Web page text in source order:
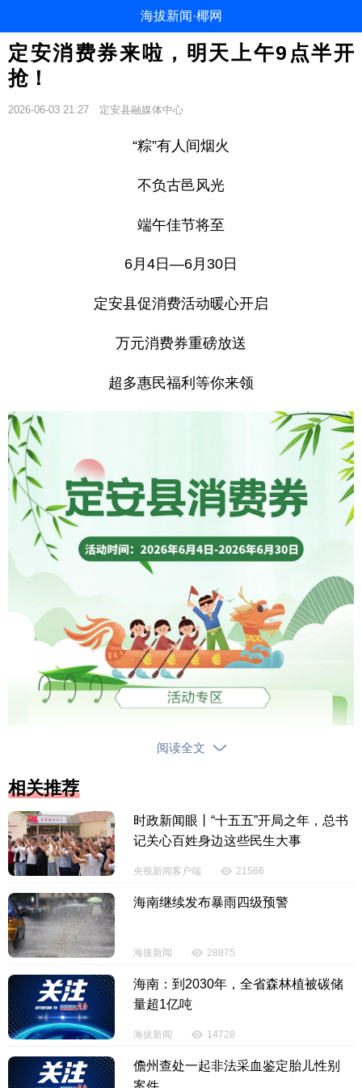
海拔新闻·椰网
定安消费券来啦，明天上午9点半开
抢！
2026-06-03 21:27 定安县融媒体中心
“粽”有人间烟火
不负古邑风光
端午佳节将至
6月4日—6月30日
定安县促消费活动暖心开启
万元消费券重磅放送
超多惠民福利等你来领
阅读全文
相关推荐
时政新闻眼丨“十五五”开局之年，总书
记关心百姓身边这些民生大事
央视新闻客户端 21566
海南继续发布暴雨四级预警
海拔新闻 28875
海南：到2030年，全省森林植被碳储
量超1亿吨
海拔新闻 14728
儋州查处一起非法采血鉴定胎儿性别